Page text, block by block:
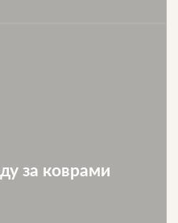
за коврами